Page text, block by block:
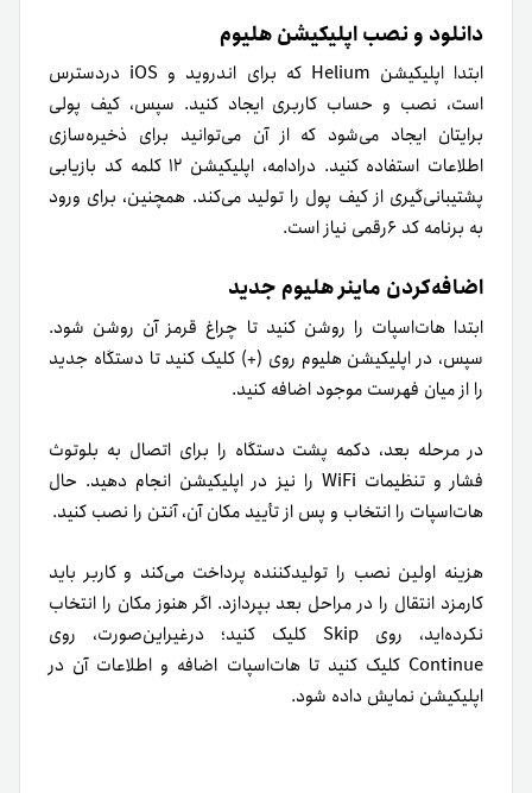
دانلود و نصب اپلیکیشن هلیوم
ابتدا اپلیکیشن Helium که برای اندروید و iOS دردسترس
است، نصب و حساب کاربری ایجاد کنید. سپس، کیف پولی
برایتان ایجاد می‌شود که از آن می‌توانید برای ذخیره‌سازی
اطلاعات استفاده کنید. درادامه، اپلیکیشن ۱۲ کلمه کد بازیابی
پشتیبانی‌گیری از کیف پول را تولید می‌کند. همچنین، برای ورود
به برنامه کد ۶رقمی نیاز است.
اضافه‌کردن ماینر هلیوم جدید
ابتدا هات‌اسپات را روشن کنید تا چراغ قرمز آن روشن شود.
سپس، در اپلیکیشن هلیوم روی (+) کلیک کنید تا دستگاه جدید
را از میان فهرست موجود اضافه کنید.
در مرحله بعد، دکمه پشت دستگاه را برای اتصال به بلوتوث
فشار و تنظیمات WiFi را نیز در اپلیکیشن انجام دهید. حال
هات‌اسپات را انتخاب و پس از تأیید مکان آن، آنتن را نصب کنید.
هزینه اولین نصب را تولیدکننده پرداخت می‌کند و کاربر باید
کارمزد انتقال را در مراحل بعد بپردازد. اگر هنوز مکان را انتخاب
نکرده‌اید، روی Skip کلیک کنید؛ در‌غیراین‌صورت، روی
Continue کلیک کنید تا هات‌اسپات اضافه و اطلاعات آن در
اپلیکیشن نمایش داده شود.